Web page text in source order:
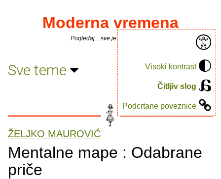
Visoki kontrast
Čitljiv slog
Podcrtane poveznice
Moderna vremena
Pogledaj... sve je puno knjiga.
Sve teme
ŽELJKO MAUROVIĆ
Mentalne mape : Odabrane
priče